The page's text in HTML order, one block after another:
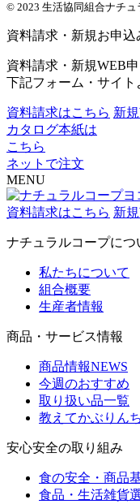
© 2023 生活協同組合ナチ
資料請求・新規お申込
資料請求・新規WEB
下記フォーム・サイト
資料請求はこちら 新
カタログ本紙は
こちら
ネットで注文
MENU
資料請求はこちら 新
ナチュラルコープにつ
私たちについて
組合概要
生産者情報
商品・サービス情報
商品情報NEWS
今週のおすすめ
取り扱い品一覧
教えてかぶりん
安心安全の取り組み
食の安全・商品
食品・生活雑貨